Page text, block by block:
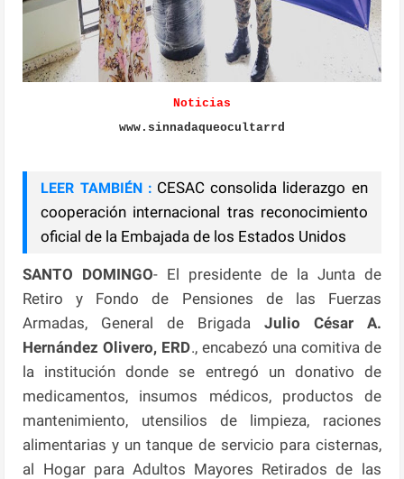
Noticias
www.sinnadaqueocultarrd
LEER TAMBIÉN : CESAC consolida liderazgo en
cooperación internacional tras reconocimiento
oficial de la Embajada de los Estados Unidos
SANTO DOMINGO- El presidente de la Junta de
Retiro y Fondo de Pensiones de las Fuerzas
Armadas, General de Brigada Julio César A.
Hernández Olivero, ERD., encabezó una comitiva de
la institución donde se entregó un donativo de
medicamentos, insumos médicos, productos de
mantenimiento, utensilios de limpieza, raciones
alimentarias y un tanque de servicio para cisternas,
al Hogar para Adultos Mayores Retirados de las